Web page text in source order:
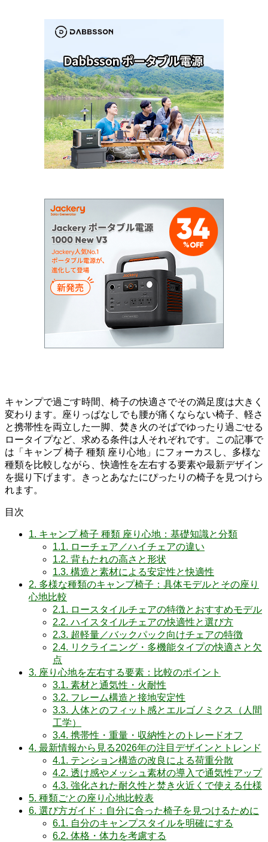
キャンプで過ごす時間、椅子の快適さでその満足度は大きく
変わります。座りっぱなしでも腰が痛くならない椅子、軽さ
と携帯性を両立した一脚、焚き火のそばでゆったり過ごせる
ロータイプなど、求める条件は人それぞれです。この記事で
は「キャンプ 椅子 種類 座り心地」にフォーカスし、多様な
種類を比較しながら、快適性を左右する要素や最新デザイン
を掘り下げます。きっとあなたにぴったりの椅子を見つけら
れます。
目次
1. キャンプ 椅子 種類 座り心地：基礎知識と分類
1.1. ローチェア／ハイチェアの違い
1.2. 背もたれの高さと形状
1.3. 構造と素材による安定性と快適性
2. 多様な種類のキャンプ椅子：具体モデルとその座り
心地比較
2.1. ロースタイルチェアの特徴とおすすめモデル
2.2. ハイスタイルチェアの快適性と選び方
2.3. 超軽量／バックパック向けチェアの特徴
2.4. リクライニング・多機能タイプの快適さと欠
点
3. 座り心地を左右する要素：比較のポイント
3.1. 素材と通気性・火耐性
3.2. フレーム構造と接地安定性
3.3. 人体とのフィット感とエルゴノミクス（人間
工学）
3.4. 携帯性・重量・収納性とのトレードオフ
4. 最新情報から見る2026年の注目デザインとトレンド
4.1. テンション構造の改良による荷重分散
4.2. 透け感やメッシュ素材の導入で通気性アップ
4.3. 強化された耐久性と焚き火近くで使える仕様
5. 種類ごとの座り心地比較表
6. 選び方ガイド：自分に合った椅子を見つけるために
6.1. 自分のキャンプスタイルを明確にする
6.2. 体格・体力を考慮する